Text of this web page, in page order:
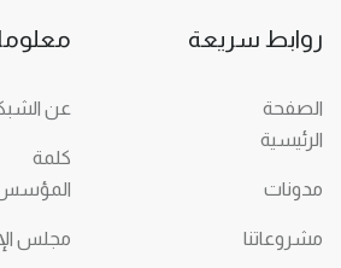
روابط سريعة
الصفحة
الرئيسية
مدونات
مشروعاتنا
عن
كلمة
مجلس